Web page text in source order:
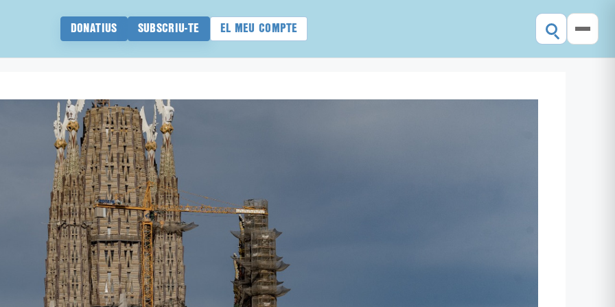
DONATIUS SUBSCRIU-TE EL MEU COMPTE